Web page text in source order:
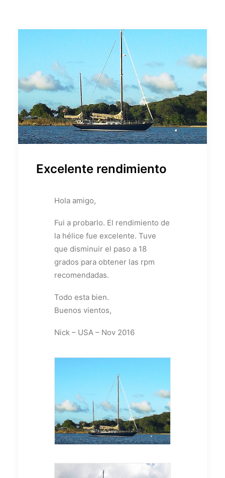
Excelente rendimiento
Hola amigo,
Fui a probarlo. El rendimiento de
la hélice fue excelente. Tuve
que disminuir el paso a 18
grados para obtener las rpm
recomendadas.
Todo esta bien.
Buenos vientos,
Nick – USA – Nov 2016